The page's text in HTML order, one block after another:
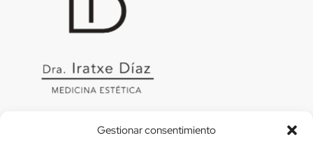
Gestionar consentimiento